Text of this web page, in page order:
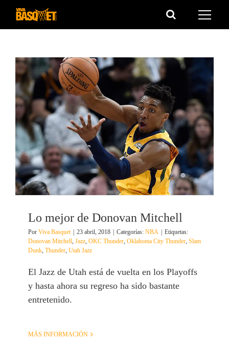
Saltar
Lo mejor de Donovan Mitchell
Por Viva Basquet 23 abril, 2018 Categorías: NBA
Etiquetas:
Donovan Mitchell, Jazz, OKC Thunder, Oklahoma City Thunder, Slam
Dunk, Thunder, Utah Jazz
El Jazz de Utah está de vuelta en los Playoffs
y hasta ahora su regreso ha sido bastante
entretenido.
MÁS INFORMACIÓN